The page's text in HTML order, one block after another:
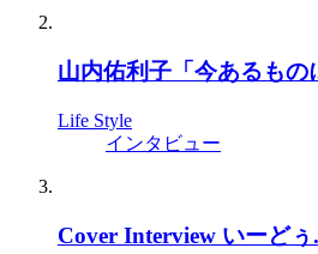
山内佑利子「今あるもの
Life Style
インタビュー
Cover Interview いーどぅ